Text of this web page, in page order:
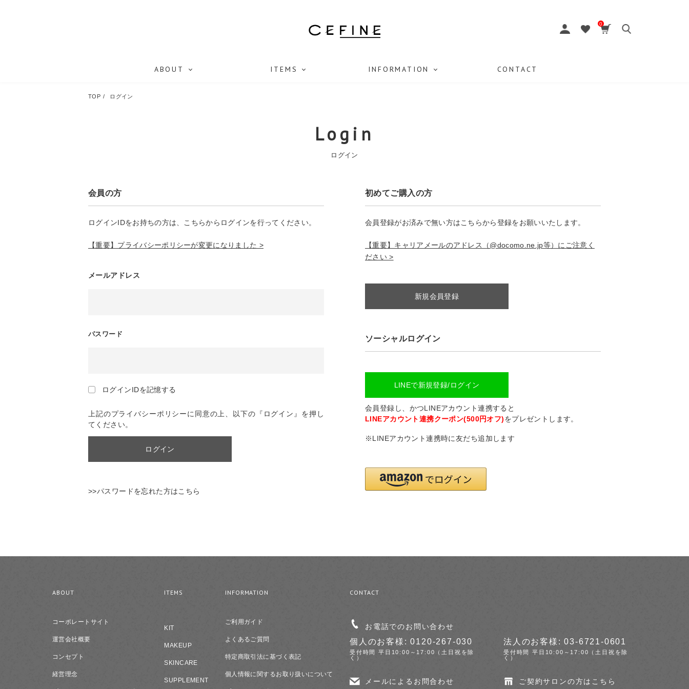
0
ABOUT ITEMS INFORMATION CONTACT
TOP ログイン
Login
ログイン
初めてご購入の方
会員登録がお済みで無い方はこちらから登録をお願いいたします。
【重要】キャリアメールのアドレス（@docomo.ne.jp等）にご注意く
ださい >
新規会員登録
ソーシャルログイン
LINEで新規登録/ログイン
会員登録し、かつLINEアカウント連携すると
LINEアカウント連携クーポン(500円オフ)をプレゼントします。
※LINEアカウント連携時に友だち追加します
会員の方
ログインIDをお持ちの方は、こちらからログインを行ってください。
【重要】プライバシーポリシーが変更になりました >
メールアドレス
パスワード
ログインIDを記憶する
上記のプライバシーポリシーに同意の上、以下の『ログイン』を押し
てください。
ログイン
>>パスワードを忘れた方はこちら
ABOUT
コーポレートサイト
運営会社概要
コンセプト
経営理念
ITEMS
KIT
MAKEUP
SKINCARE
SUPPLEMENT
INFORMATION
ご利用ガイド
よくあるご質問
特定商取引法に基づく表記
個人情報に関するお取り扱いについて
CONTACT
お電話でのお問い合わせ
個人のお客様: 0120-267-030
受付時間 平日10:00～17:00（土日祝を除
く）
法人のお客様: 03-6721-0601
受付時間 平日10:00～17:00（土日祝を除
く）
メールによるお問合わせ ご契約サロンの方はこちら